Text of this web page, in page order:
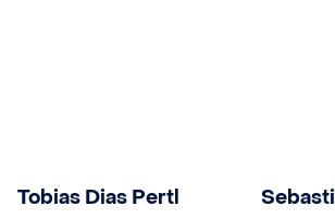
Tobias Dias Pertl